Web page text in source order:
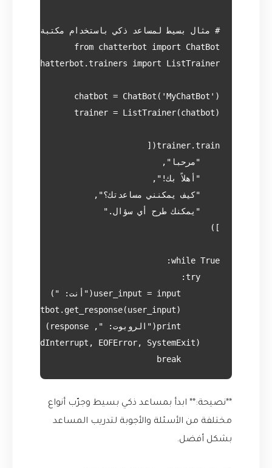
**نصيحة:** ابدأ بمساعد ذكي بسيط وجرّب أنواع
مختلفة من الأسئلة والأجوبة لتدريب المساعد
بشكل أفضل.